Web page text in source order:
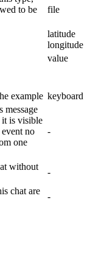
to be
file
latitude
longitude
value
example keyboard
message
it is visible
no
one
-
without
-
chat are
-